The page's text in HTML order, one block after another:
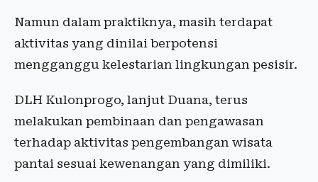
Namun dalam praktiknya, masih terdapat
aktivitas yang dinilai berpotensi
mengganggu kelestarian lingkungan pesisir.
DLH Kulonprogo, lanjut Duana, terus
melakukan pembinaan dan pengawasan
terhadap aktivitas pengembangan wisata
pantai sesuai kewenangan yang dimiliki.